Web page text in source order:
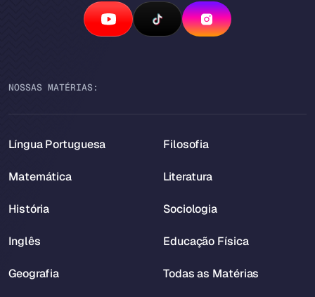
NOSSAS MATÉRIAS:
Língua Portuguesa
Matemática
História
Inglês
Geografia
Filosofia
Literatura
Sociologia
Educação Física
Todas as Matérias